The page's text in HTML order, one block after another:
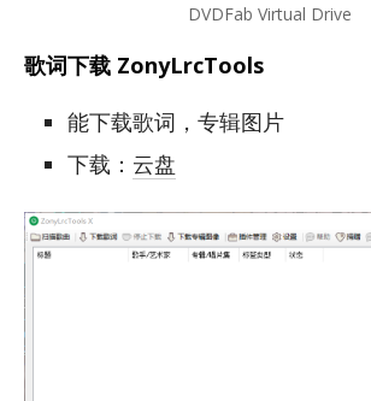
DVDFab Virtual Drive
歌词下载 ZonyLrcTools
能下载歌词，专辑图片
下载： 云盘